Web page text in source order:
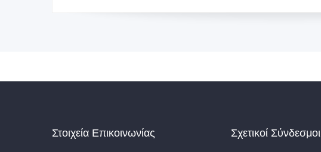
Στοιχεία Επικοινωνίας Σχετικοί Σύνδεσμοι